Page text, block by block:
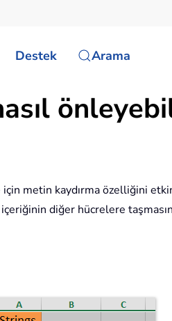
Destek Arama
metin kaydırma özelliğini
diğer hücrelere